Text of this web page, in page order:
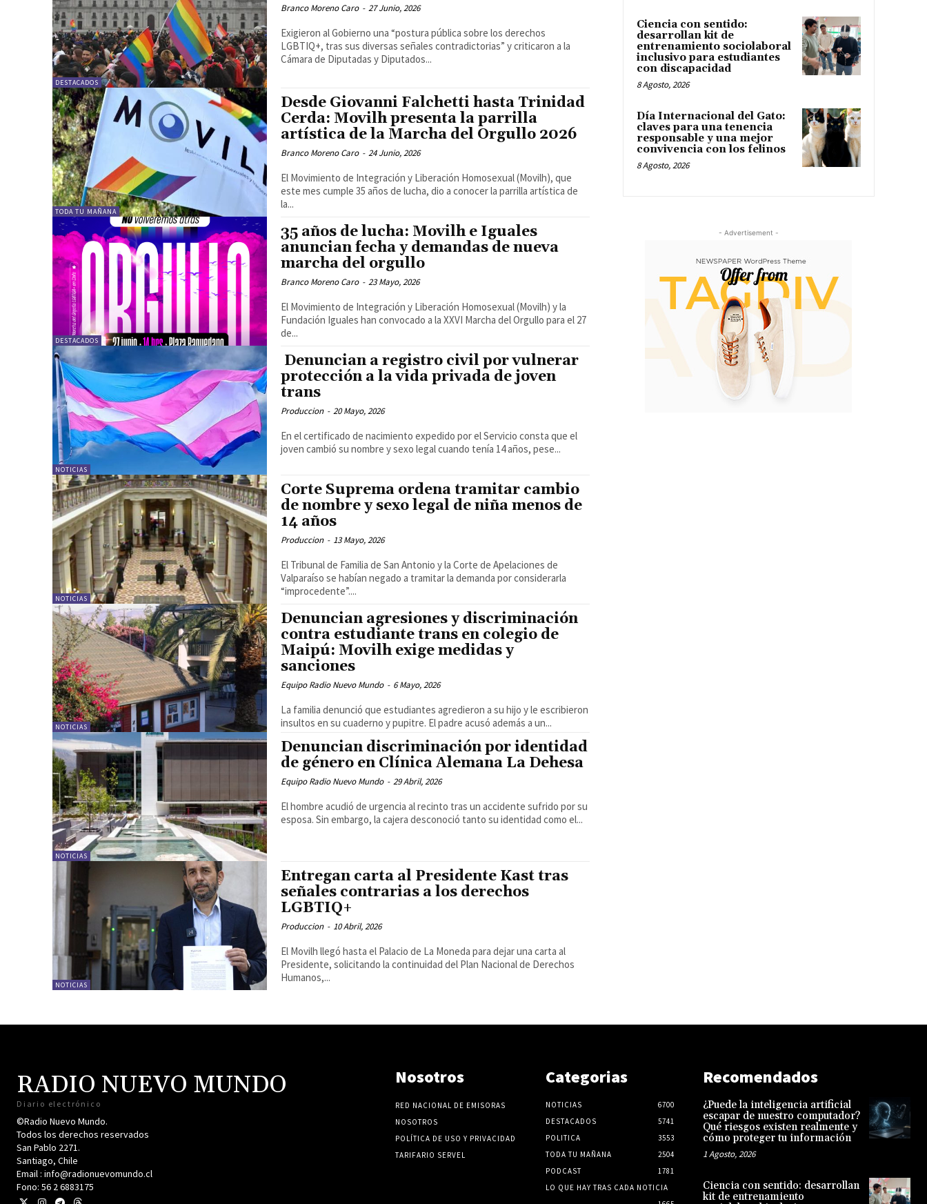
DESTACADOS
Branco Moreno Caro - 27 Junio, 2026
Exigieron al Gobierno una “postura pública sobre los derechos
LGBTIQ+, tras sus diversas señales contradictorias” y criticaron a la
Cámara de Diputadas y Diputados...
TODA TU MAÑANA
Desde Giovanni Falchetti hasta Trinidad
Cerda: Movilh presenta la parrilla
artística de la Marcha del Orgullo 2026
Branco Moreno Caro - 24 Junio, 2026
El Movimiento de Integración y Liberación Homosexual (Movilh), que
este mes cumple 35 años de lucha, dio a conocer la parrilla artística de
la...
DESTACADOS
35 años de lucha: Movilh e Iguales
anuncian fecha y demandas de nueva
marcha del orgullo
Branco Moreno Caro - 23 Mayo, 2026
El Movimiento de Integración y Liberación Homosexual (Movilh) y la
Fundación Iguales han convocado a la XXVI Marcha del Orgullo para el 27
de...
NOTICIAS
Denuncian a registro civil por vulnerar
protección a la vida privada de joven
trans
Produccion - 20 Mayo, 2026
En el certificado de nacimiento expedido por el Servicio consta que el
joven cambió su nombre y sexo legal cuando tenía 14 años, pese...
NOTICIAS
Corte Suprema ordena tramitar cambio
de nombre y sexo legal de niña menos de
14 años
Produccion - 13 Mayo, 2026
El Tribunal de Familia de San Antonio y la Corte de Apelaciones de
Valparaíso se habían negado a tramitar la demanda por considerarla
“improcedente”....
NOTICIAS
Denuncian agresiones y discriminación
contra estudiante trans en colegio de
Maipú: Movilh exige medidas y
sanciones
Equipo Radio Nuevo Mundo - 6 Mayo, 2026
La familia denunció que estudiantes agredieron a su hijo y le escribieron
insultos en su cuaderno y pupitre. El padre acusó además a un...
NOTICIAS
Denuncian discriminación por identidad
de género en Clínica Alemana La Dehesa
Equipo Radio Nuevo Mundo - 29 Abril, 2026
El hombre acudió de urgencia al recinto tras un accidente sufrido por su
esposa. Sin embargo, la cajera desconoció tanto su identidad como el...
NOTICIAS
Entregan carta al Presidente Kast tras
señales contrarias a los derechos
LGBTIQ+
Produccion - 10 Abril, 2026
El Movilh llegó hasta el Palacio de La Moneda para dejar una carta al
Presidente, solicitando la continuidad del Plan Nacional de Derechos
Humanos,...
Ciencia con sentido:
desarrollan kit de
entrenamiento sociolaboral
inclusivo para estudiantes
con discapacidad
8 Agosto, 2026
Día Internacional del Gato:
claves para una tenencia
responsable y una mejor
convivencia con los felinos
8 Agosto, 2026
- Advertisement -
RADIO NUEVO MUNDO
Diario electrónico
©Radio Nuevo Mundo.
Todos los derechos reservados
San Pablo 2271.
Santiago, Chile
Email : info@radionuevomundo.cl
Fono: 56 2 6883175
Nosotros
RED NACIONAL DE EMISORAS
NOSOTROS
POLÍTICA DE USO Y PRIVACIDAD
TARIFARIO SERVEL
Categorias
NOTICIAS
6700
DESTACADOS
5741
POLITICA
3553
TODA TU MAÑANA
2504
PODCAST
1781
LO QUE HAY TRAS CADA NOTICIA
Recomendados
¿Puede la inteligencia artificial
escapar de nuestro computador?
Qué riesgos existen realmente y
cómo proteger tu información
1 Agosto, 2026
Ciencia con sentido: desarrollan
kit de entrenamiento